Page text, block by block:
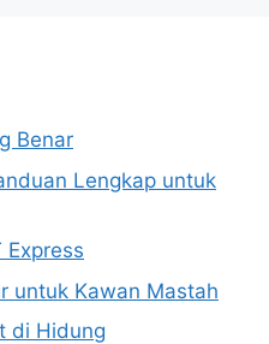
Benar
Lengkap untuk
Express
untuk Kawan Mastah
di Hidung